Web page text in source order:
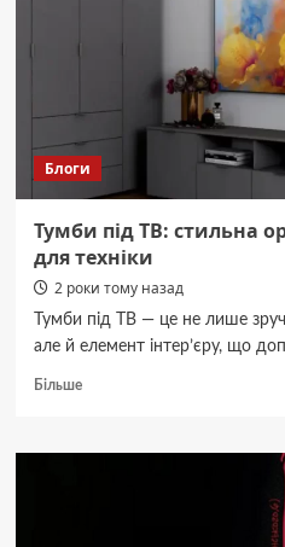
Блоги
Тумби під ТВ: стильна
для техніки
2 роки тому назад
Тумби під ТВ — це не лише
але й елемент інтер’єру, що
БільшеДокладніше
під